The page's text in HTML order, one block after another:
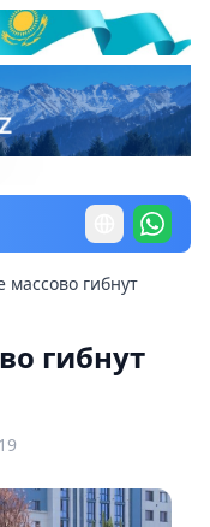
гибнут
гибнут